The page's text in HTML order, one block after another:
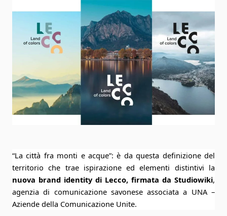
“La città fra monti e acque”: è da questa definizione del
territorio che trae ispirazione ed elementi distintivi la
nuova brand identity di Lecco, firmata da Studiowiki,
agenzia di comunicazione savonese associata a UNA –
Aziende della Comunicazione Unite.